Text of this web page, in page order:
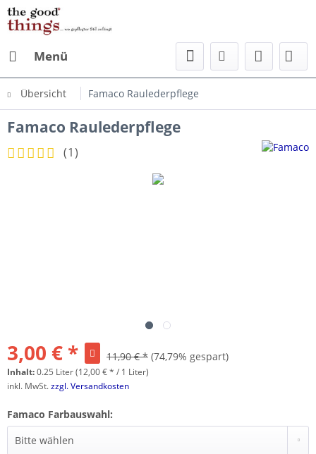
Menü
Übersicht Famaco Raulederpflege
Famaco Raulederpflege
(1)
3,00 € * 11,90 € * (74,79% gespart)
Inhalt:0.25 Liter (12,00 € * / 1 Liter)
inkl. MwSt.zzgl. Versandkosten
Famaco Farbauswahl: